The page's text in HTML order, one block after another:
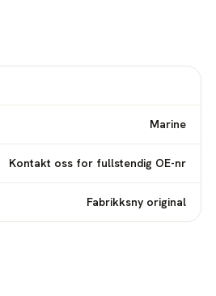
Marine
Kontakt oss for fullstendig OE-nr
Fabrikksny original